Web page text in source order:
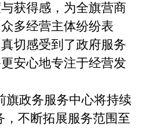
获得感，为全旗营商
多经营主体纷纷表
切感受到了政府服务
安心地专注于经营发
政务服务中心将持续
，不断拓展服务范围至